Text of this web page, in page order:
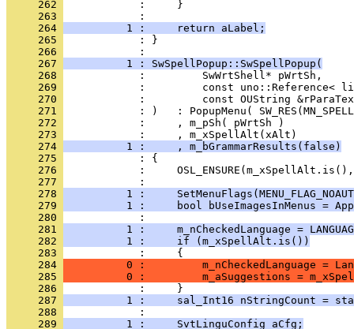
     262
     263
     264
          1 :     return aLabel;
     265
            : }
     266
     267
          1 : SwSpellPopup::SwSpellPopup(
     268
     269
     270
     271
     272
     273
     274
          1 :     , m_bGrammarResults(false)
     275
     276
     277
     278
1 :
     279
1 :     bool bUseImagesInMenus =
     280
     281
1 :     m_nCheckedLanguage =
     282
          1 :     if (m_xSpellAlt.is())
     283
     284
0 :         m_nCheckedLanguage =
     285
0 :         m_aSuggestions =
     286
     287
1 :     sal_Int16 nStringCount =
     288
     289
          1 :     SvtLinguConfig aCfg;